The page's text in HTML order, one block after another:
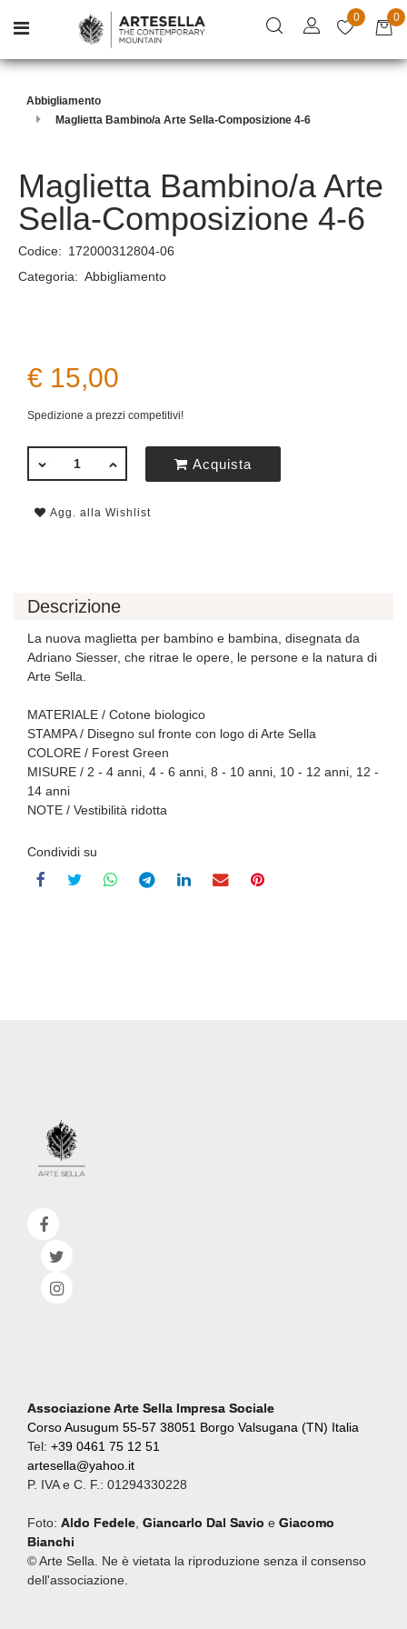
Open menu
0 0
Abbigliamento
Maglietta Bambino/a Arte Sella-Composizione 4-6
Maglietta Bambino/a Arte
Sella-Composizione 4-6
Codice: 172000312804-06
Categoria: Abbigliamento
€ 15,00
Spedizione a prezzi competitivi!
Acquista
Agg. alla Wishlist
Descrizione
La nuova maglietta per bambino e bambina, disegnata da
Adriano Siesser, che ritrae le opere, le persone e la natura di
Arte Sella.
MATERIALE / Cotone biologico
STAMPA / Disegno sul fronte con logo di Arte Sella
COLORE / Forest Green
MISURE / 2 - 4 anni, 4 - 6 anni, 8 - 10 anni, 10 - 12 anni, 12 -
14 anni
NOTE / Vestibilità ridotta
Condividi su
Associazione Arte Sella Impresa Sociale
Corso Ausugum 55-57 38051 Borgo Valsugana (TN) Italia
Tel: +39 0461 75 12 51
artesella@yahoo.it
P. IVA e C. F.: 01294330228
Foto: Aldo Fedele Giancarlo Dal Savio e Giacomo
Bianchi
© Arte Sella. Ne è vietata la riproduzione senza il consenso
dell'associazione.